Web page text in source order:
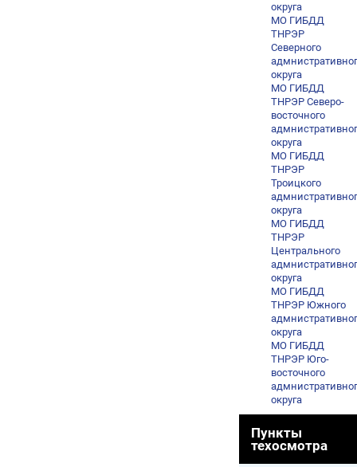
округа
МО ГИБДД
ТНРЭР
Северного
округа
МО ГИБДД
ТНРЭР Северо-
восточного
округа
МО ГИБДД
ТНРЭР
Троицкого
округа
МО ГИБДД
ТНРЭР
Центрального
округа
МО ГИБДД
ТНРЭР Южного
округа
МО ГИБДД
ТНРЭР Юго-
восточного
округа
Пункты
техосмотра